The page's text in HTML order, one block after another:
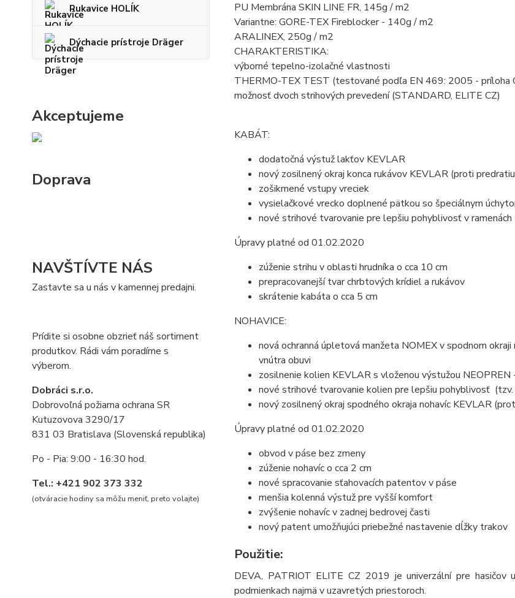
Rukavice HOLÍK
Dýchacie prístroje Dräger
Akceptujeme
Doprava
NAVŠTÍVTE NÁS
Zastavte sa u nás v kamennej predajni.
Prídite si osobne obzrieť náš sortiment
produtkov. Rádi vám poradíme s
výberom.
Dobráci s.r.o.
Dobrovoľná požiarna ochrana SR
Kutuzovova 3290/17
831 03 Bratislava (Slovenská republika)
Po - Pia: 9:00 - 16:30 hod.
Tel.: +421 902 373 332
(otváracie hodiny sa môžu meniť, preto volajte)
PU Membrána SKIN LINE FR, 145g / m2
Variantne: GORE-TEX Fireblocker - 140g / m2
ARALINEX, 250g / m2
CHARAKTERISTIKA:
výborné tepelno-izolačné vlastnosti
THERMO-TEX TEST (testované podľa EN 469: 2005 - príloha
možnosť dvoch strihových prevedení (STANDARD, ELITE CZ)
KABÁT:
dodatočná výstuž lakťov KEVLAR
nový zosilnený okraj konca rukávov KEVLAR (proti
zošikmené vstupy vreciek
vysielačkové vrecko doplnené pätkou so špeciálnym
nové strihové tvarovanie pre lepšiu pohyblivosť v ramenách
Úpravy platné od 01.02.2020
zúženie strihu v oblasti hrudníka o cca 10 cm
prepracovanejší tvar chrbtových krídiel a rukávov
skrátenie kabáta o cca 5 cm
NOHAVICE:
nová ochranná úpletová manžeta NOMEX v spodnom
vnútra obuvi
zosilnenie kolien KEVLAR s vloženou výstužou
nové strihové tvarovanie kolien pre lepšiu pohyblivosť (tzv.
nový zosilnený okraj spodného okraja nohavíc KEVLAR
Úpravy platné od 01.02.2020
obvod v páse bez zmeny
zúženie nohavíc o cca 2 cm
nové spracovanie sťahovacích patentov v páse
menšia kolenná výstuž pre vyšší komfort
zvýšenie nohavíc v zadnej bedrovej časti
nový patent umožňujúci priebežné nastavenie dĺžky trakov
Použitie:
DEVA, PATRIOT ELITE CZ 2019 je univerzální pre hasičov
podmienkach najmä v uzavretých priestoroch.